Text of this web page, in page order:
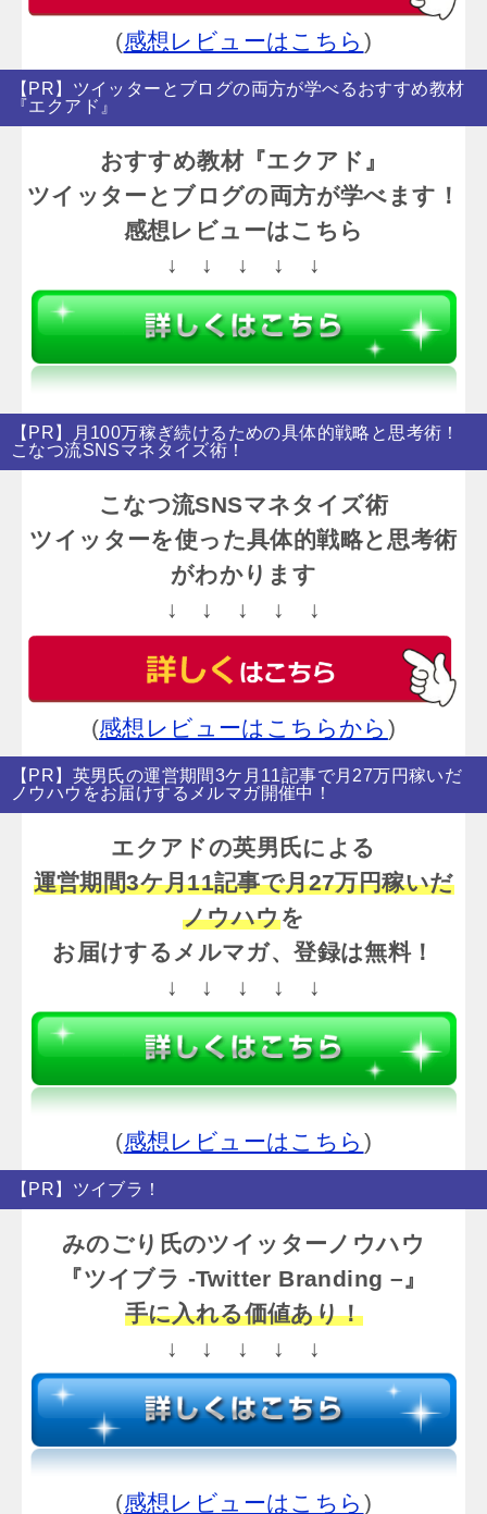
(感想レビューはこちら )
【PR】ツイッターとブログの両方が学べるおすすめ教材
『エクアド』
おすすめ教材『エクアド』
ツイッターとブログの両方が学べます！
感想レビューはこちら
↓ ↓ ↓ ↓ ↓
【PR】月100万稼ぎ続けるための具体的戦略と思考術！
こなつ流SNSマネタイズ術！
こなつ流SNSマネタイズ術
ツイッターを使った具体的戦略と思考術
がわかります
↓ ↓ ↓ ↓ ↓
(感想レビューはこちらから )
【PR】英男氏の運営期間3ケ月11記事で月27万円稼いだ
ノウハウをお届けするメルマガ開催中！
エクアドの英男氏による
運営期間3ケ月11記事で月27万円稼いだ
ノウハウを
お届けするメルマガ、登録は無料！
↓ ↓ ↓ ↓ ↓
(感想レビューはこちら )
【PR】ツイブラ！
みのごり氏のツイッターノウハウ
『ツイブラ -Twitter Branding –』
手に入れる価値あり！
↓ ↓ ↓ ↓ ↓
(感想レビューはこちら )